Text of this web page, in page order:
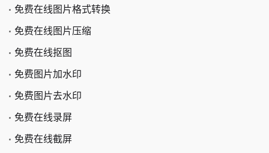
免费在线图片格式转换
免费在线图片压缩
免费在线抠图
免费图片加水印
免费图片去水印
免费在线录屏
免费在线截屏